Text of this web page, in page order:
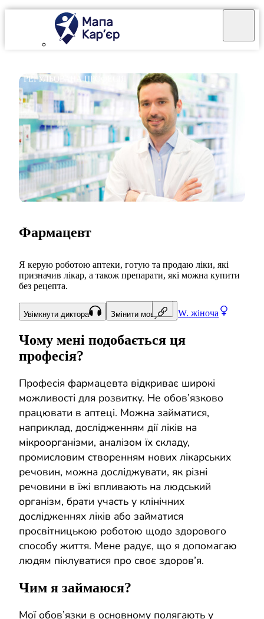
РЕГУЛЬОВАНА ПРОФЕСІЯ
W. жіноча
Фармацевт
Я керую роботою аптеки, готую та продаю ліки, які
призначив лікар, а також препарати, які можна купити
без рецепта.
Увімкнути диктора Змінити мову
Чому мені подобається ця
професія?
Професія фармацевта відкриває широкі
можливості для розвитку. Не обов’язково
працювати в аптеці. Можна займатися,
наприклад, дослідженням дії ліків на
мікроорганізми, аналізом їх складу,
промисловим створенням нових лікарських
речовин, можна досліджувати, як різні
речовини в їжі впливають на людський
організм, брати участь у клінічних
дослідженнях ліків або займатися
просвітницькою роботою щодо здорового
способу життя. Мене радує, що я допомагаю
людям піклуватися про своє здоров’я.
Чим я займаюся?
Moї обов’язки в основному полягають у